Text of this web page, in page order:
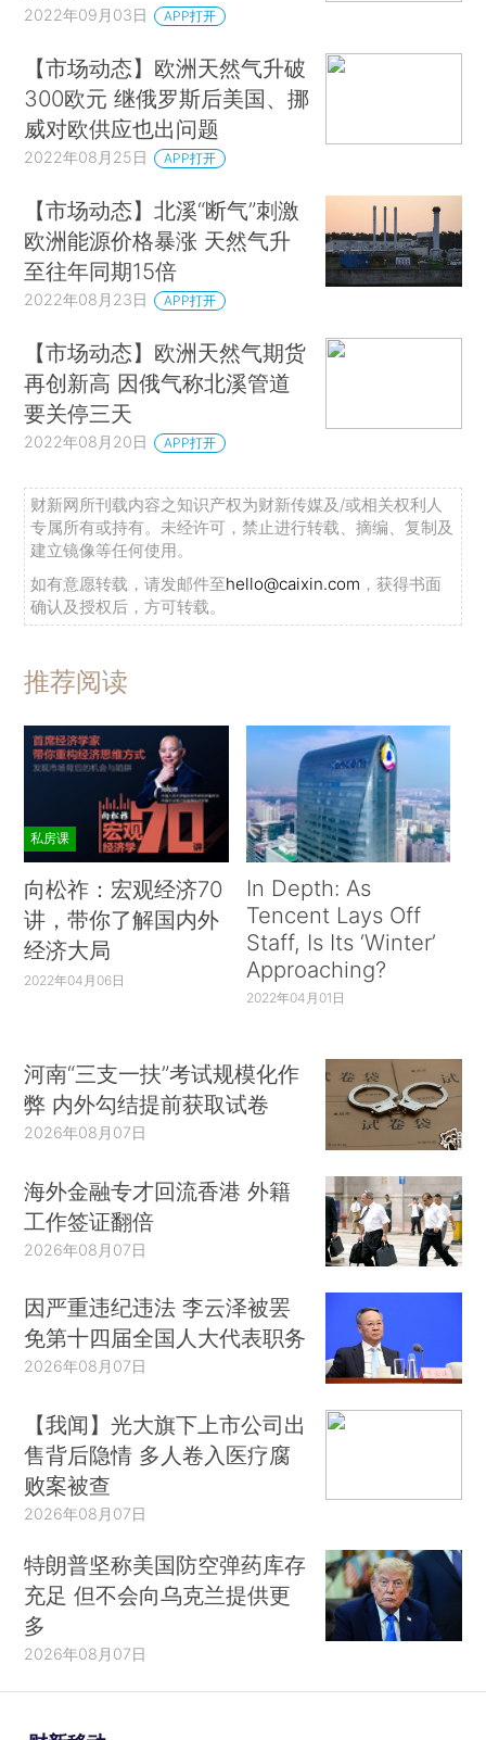
2022年09月03日 APP打开
【市场动态】欧洲天然气升破
300欧元 继俄罗斯后美国、挪
威对欧供应也出问题
2022年08月25日 APP打开
【市场动态】北溪“断气”刺激
欧洲能源价格暴涨 天然气升
至往年同期15倍
2022年08月23日 APP打开
【市场动态】欧洲天然气期货
再创新高 因俄气称北溪管道
要关停三天
2022年08月20日 APP打开
财新网所刊载内容之知识产权为财新传媒及/或相关权利人
专属所有或持有。未经许可，禁止进行转载、摘编、复制及
建立镜像等任何使用。
如有意愿转载，请发邮件至hello@caixin.com ，获得书面
确认及授权后，方可转载。
推荐阅读
私房课
向松祚：宏观经济70
讲，带你了解国内外
经济大局
2022年04月06日
In Depth: As
Tencent Lays Off
Staff, Is Its ‘Winter’
Approaching?
2022年04月01日
河南“三支一扶”考试规模化作
弊 内外勾结提前获取试卷
2026年08月07日
海外金融专才回流香港 外籍
工作签证翻倍
2026年08月07日
因严重违纪违法 李云泽被罢
免第十四届全国人大代表职务
2026年08月07日
【我闻】光大旗下上市公司出
售背后隐情 多人卷入医疗腐
败案被查
2026年08月07日
特朗普坚称美国防空弹药库存
充足 但不会向乌克兰提供更
多
2026年08月07日